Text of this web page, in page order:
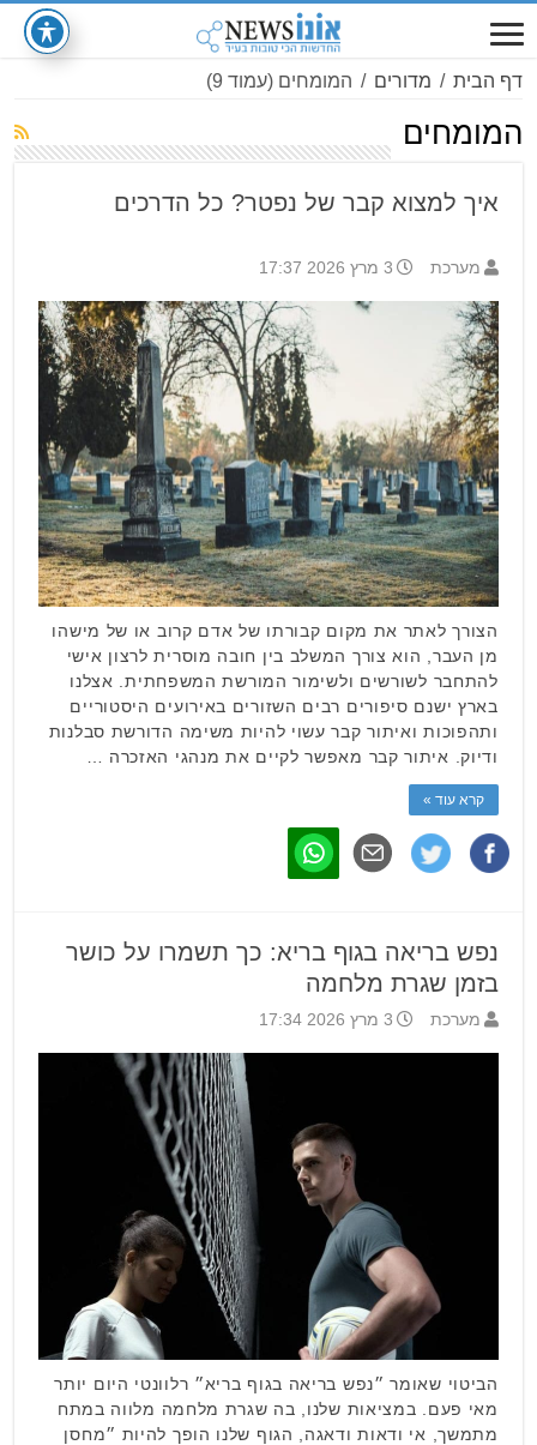
דף הבית / מדורים / המומחים (עמוד 9)
המומחים
איך למצוא קבר של נפטר? כל הדרכים
מערכת 3 מרץ 2026 17:37
הצורך לאתר את מקום קבורתו של אדם קרוב או של מישהו
מן העבר, הוא צורך המשלב בין חובה מוסרית לרצון אישי
להתחבר לשורשים ולשימור המורשת המשפחתית. אצלנו
בארץ ישנם סיפורים רבים השזורים באירועים היסטוריים
ותהפוכות ואיתור קבר עשוי להיות משימה הדורשת סבלנות
ודיוק. איתור קבר מאפשר לקיים את מנהגי האזכרה …
קרא עוד »
נפש בריאה בגוף בריא: כך תשמרו על כושר
בזמן שגרת מלחמה
מערכת 3 מרץ 2026 17:34
הביטוי שאומר ״נפש בריאה בגוף בריא״ רלוונטי היום יותר
מאי פעם. במציאות שלנו, בה שגרת מלחמה מלווה במתח
מתמשך, אי ודאות ודאגה, הגוף שלנו הופך להיות ״מחסן